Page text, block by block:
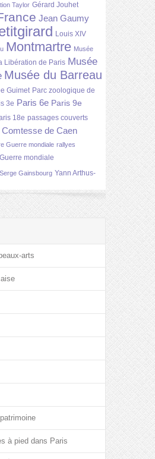
Taylor Gérard Jouhet
Jean Gaumy
Louis XIV
Montmartre Musée
Libération de Paris Musée
Musée du Barreau
Guimet Parc zoologique de
3e Paris 6e Paris 9e
18e passages couverts
Comtesse de Caen
Guerre mondiale rallyes
mondiale
Serge Gainsbourg Yann Arthus-
arts
à pied dans Paris